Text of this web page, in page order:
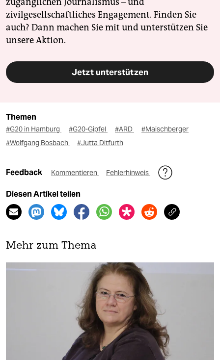
zivilgesellschaftliches Engagement. Finden Sie
auch? Dann machen Sie mit und unterstützen Sie
unsere Aktion.
Jetzt unterstützen
Themen
#G20 in Hamburg #G20-Gipfel #ARD
#Maischberger
#Wolfgang Bosbach
#Jutta Ditfurth
Feedback Kommentieren Fehlerhinweis
Diesen Artikel teilen
Mehr zum Thema